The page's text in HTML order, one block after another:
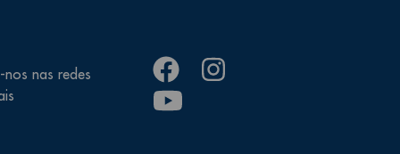
nos nas redes
facebook instagram
youtube